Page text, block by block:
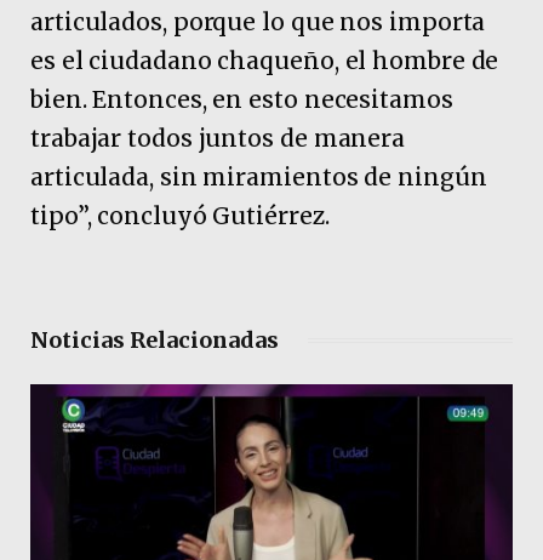
articulados, porque lo que nos importa
es el ciudadano chaqueño, el hombre de
bien. Entonces, en esto necesitamos
trabajar todos juntos de manera
articulada, sin miramientos de ningún
tipo”, concluyó Gutiérrez.
Noticias Relacionadas